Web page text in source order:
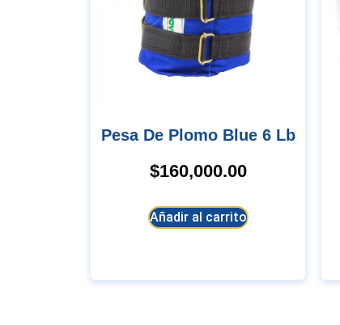
Pesa De Plomo Blue 6 Lb
$160,000.00
Añadir al carrito